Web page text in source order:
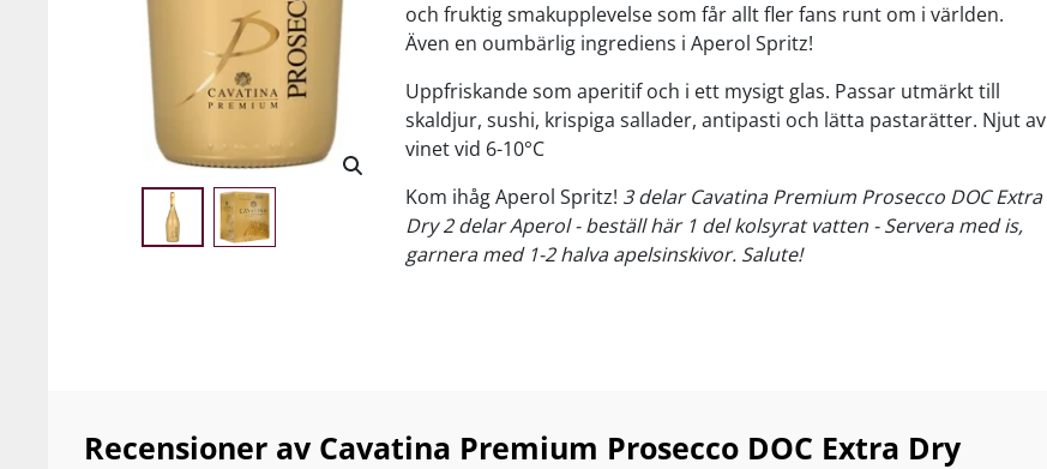
och fruktig smakupplevelse som får allt fler fans runt om i världen.
Även en oumbärlig ingrediens i Aperol Spritz!
Uppfriskande som aperitif och i ett mysigt glas. Passar utmärkt till
skaldjur, sushi, krispiga sallader, antipasti och lätta pastarätter. Njut av
vinet vid 6-10°C
Kom ihåg Aperol Spritz! 3 delar Cavatina Premium Prosecco DOC Extra
Dry 2 delar Aperol - beställ här 1 del kolsyrat vatten - Servera med is,
garnera med 1-2 halva apelsinskivor. Salute!
Recensioner av Cavatina Premium Prosecco DOC Extra Dry